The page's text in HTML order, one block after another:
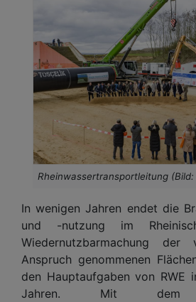
Rheinwassertransportleitung (Bild:
In wenigen Jahren endet die
und -nutzung im
Wiedernutzbarmachung
Anspruch genommenen
den Hauptaufgaben von RWE
Jahren. Mit